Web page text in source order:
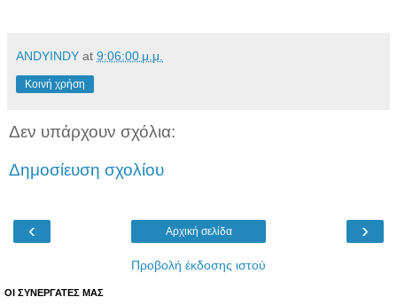
ANDYINDY at 9:06:00 μ.μ.
Κοινή χρήση
Δεν υπάρχουν σχόλια:
Δημοσίευση σχολίου
‹ ›
Αρχική σελίδα
Προβολή έκδοσης ιστού
ΟΙ ΣΥΝΕΡΓΑΤΕΣ ΜΑΣ